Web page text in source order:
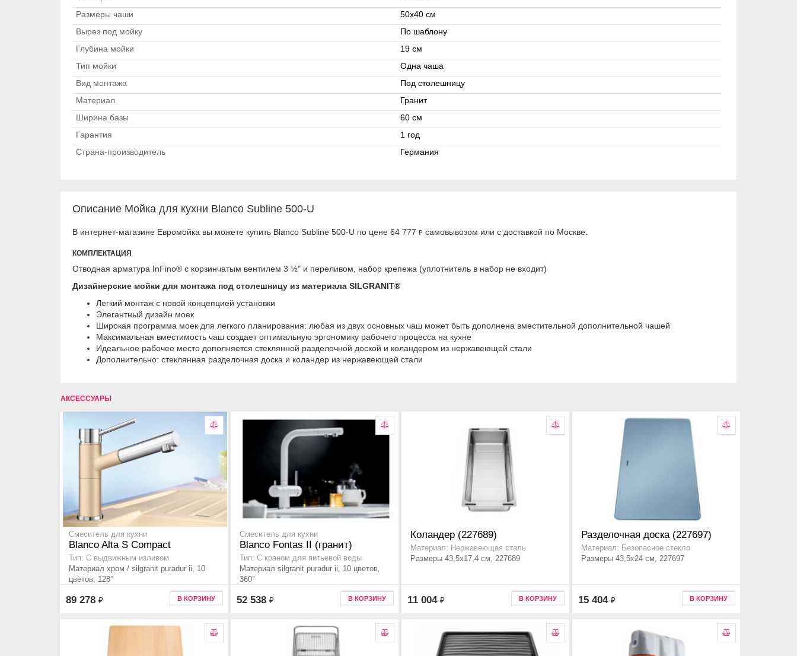
Размеры чаши
50x40 см
Вырез под мойку
По шаблону
Глубина мойки
19 см
Тип мойки
Одна чаша
Вид монтажа
Под столешницу
Материал
Гранит
Ширина базы
60 см
Гарантия
1 год
Страна-производитель
Германия
Описание Мойка для кухни Blanco Subline 500-U
В интернет-магазине Евромойка вы можете купить Blanco Subline 500-U по цене 64 777 ₽ самовывозом или с доставкой по Москве.
КОМПЛЕКТАЦИЯ
Отводная арматура InFino® с корзинчатым вентилем 3 ½" и переливом, набор крепежа (уплотнитель в набор не входит)
Дизайнерские мойки для монтажа под столешницу из материала SILGRANIT®
Легкий монтаж с новой концепцией установки
Элегантный дизайн моек
Широкая программа моек для легкого планирования: любая из двух основных чаш может быть дополнена вместительной дополнительной чашей
Максимальная вместимость чаш создает оптимальную эргономику рабочего процесса на кухне
Идеальное рабочее место дополняется стеклянной разделочной доской и коландером из нержавеющей стали
Дополнительно: стеклянная разделочная доска и коландер из нержавеющей стали
АКСЕССУАРЫ
Смеситель для кухни
Blanco Alta S Compact
Тип: С выдвижным изливом
Материал хром / silgranit puradur ii, 10
цветов, 128°
89 278 ₽ В КОРЗИНУ
Смеситель для кухни
Blanco Fontas II (гранит)
Тип: С краном для питьевой воды
Материал silgranit puradur ii, 10 цветов,
360°
52 538 ₽ В КОРЗИНУ
Коландер (227689)
Материал: Нержавеющая сталь
Размеры 43,5x17,4 см, 227689
11 004 ₽ В КОРЗИНУ
Разделочная доска (227697)
Материал: Безопасное стекло
Размеры 43,5x24 см, 227697
15 404 ₽ В КОРЗИНУ